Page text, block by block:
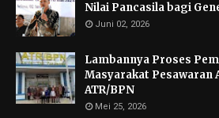
Nilai Pancasila bagi
Juni 02, 2026
Lambannya Proses
Masyarakat Pesawaran
ATR/BPN
Mei 25, 2026